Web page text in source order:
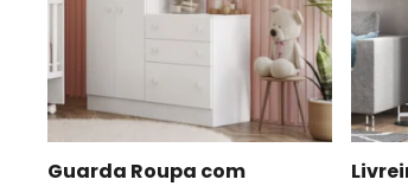
Guarda Roupa com